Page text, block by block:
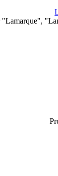
"Lamarque",